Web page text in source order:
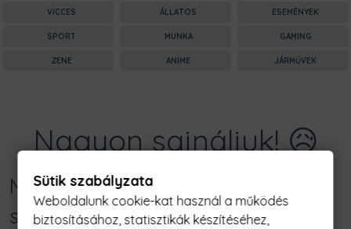
VICCES ÁLLATOS ESEMÉNYEK
SPORT MUNKA GAMING
ZENE ANIME JÁRMŰVEK
Nagyon sajnáljuk! 😥
Nincs találat erre: "future mrs
scofield Férfi Póló"
Sütik szabályzata
Weboldalunk cookie-kat használ a működés
biztosításához, statisztikák készítéséhez,